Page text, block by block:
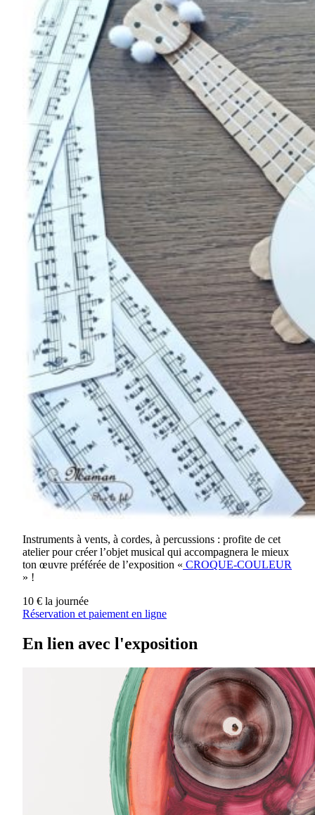
Instruments à vents, à cordes, à percussions : profite de cet
atelier pour créer l’objet musical qui accompagnera le mieux
ton œuvre préférée de l’exposition « CROQUE-COULEUR
» !
10 € la journée
Réservation et paiement en ligne
En lien avec l'exposition